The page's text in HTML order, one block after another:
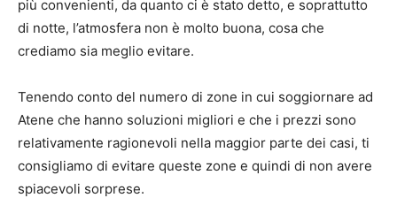
più convenienti, da quanto ci è stato detto, e soprattutto
di notte, l’atmosfera non è molto buona, cosa che
crediamo sia meglio evitare.
Tenendo conto del numero di zone in cui soggiornare ad
Atene che hanno soluzioni migliori e che i prezzi sono
relativamente ragionevoli nella maggior parte dei casi, ti
consigliamo di evitare queste zone e quindi di non avere
spiacevoli sorprese.